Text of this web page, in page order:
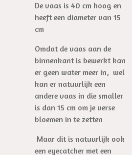
De vaas is 40 cm hoog en
heeft een diameter van 15
cm
Omdat de vaas aan de
binnenkant is bewerkt kan
er geen water meer in, wel
kan er natuurlijk een
andere vaas in die smaller
is dan 15 cm om je verse
bloemen in te zetten
Maar dit is natuurlijk ook
een eyecatcher met een